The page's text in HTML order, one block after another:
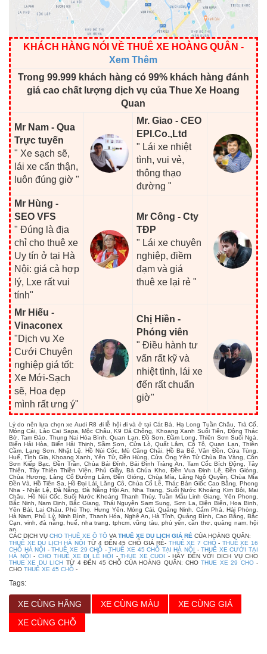
KHÁCH HÀNG NÓI VỀ THUÊ XE HOÀNG QUÂN -
Xem Thêm
Trong 99.999 khách hàng có 99% khách hàng đánh
giá cao chất lượng dịch vụ của Thue Xe Hoang
Quan
Mr Nam - Qua
Trực tuyến
" Xe sạch sẽ,
lái xe cẩn thận,
luôn đúng giờ "
Mr. Giao - CEO
EPI.Co.,Ltd
" Lái xe nhiệt
tình, vui vẻ,
thông thạo
đường "
Mr Hùng -
SEO VFS
" Đúng là địa
chỉ cho thuê xe
Uy tín ở tại Hà
Nội: giá cả hợp
lý, Lxe rất vui
tính"
Mr Công - Cty
TĐP
" Lái xe chuyên
nghiệp, điềm
đạm và giá
thuê xe lại rẻ "
Mr Hiếu -
Vinaconex
"Dịch vụ Xe
Cưới Chuyên
nghiệp giá tốt:
Xe Mới-Sạch
sẽ, Hoa đẹp
mình rất ưng ý"
Chị Hiền -
Phóng viên
" Điều hành tư
vấn rất kỹ và
nhiệt tình, lái xe
đến rất chuẩn
giờ"
Lý do nên lựa chọn xe Audi R8 đi lễ hội đi và ở tại Cát Bà, Hạ Long Tuần Châu, Trà Cổ,
Móng Cái, Lào Cai Sapa, Mộc Châu, K9 Đá Chông, Khoang Xanh Suối Tiên, Động Thác
Bờ, Tam Đảo, Thung Nai Hòa Bình, Quan Lạn, Đồ Sơn, Đầm Long, Thiên Sơn Suối Ngà,
Biển Hải Hòa, Biển Hải Thịnh, Sầm Sơn, Cửa Lò, Quất Lâm, Cô Tô, Quan Lạn, Thiên
Cầm, Lạng Sơn, Nhật Lệ, Hồ Núi Cốc, Mù Căng Chải, Hồ Ba Bể, Vân Đồn, Cửa Tùng,
Huế, Tĩnh Gia, Khoang Xanh, Yên Tử, Đền Hùng, Cửa Ông Yên Tử Chùa Ba Vàng, Côn
Sơn Kiếp Bạc, Đền Trần, Chùa Bái Đính, Bái Đính Tràng An, Tam Cốc Bích Động, Tây
Thiên, Tây Thiên Thiền Viện, Phủ Giầy, Bà Chúa Kho, Đền Vua Đinh Lê, Đền Gióng,
Chùa Hương, Làng Cổ Đường Lâm, Đền Gióng, Chùa Mía, Lăng Ngô Quyền, Chùa Mía
Đền Và, Hồ Tiên Sa, Hồ Đại Lải, Lăng Cô, Chùa Cổ Lễ, Thác Bản Giốc Cao Bằng, Phong
Nha - Nhật Lệ, Đà Nẵng, Đà Nẵng Hội An, Nha Trang, Suối Nước Khoáng Kim Bôi, Mai
Châu, Hồ Núi Cốc, Suối Nước Khoáng Thanh Thủy, Tuần Mẫu Linh Giang, Yên Phong,
Bắc Ninh, Nam Định, Bắc Giang, Thái Nguyên Sam Sung, Sơn La, Điện Biên, Hoa Binh,
Yên Bái, Lai Châu, Phú Thọ, Hưng Yên, Móng Cái, Quảng Ninh, Cẩm Phả, Hải Phòng,
Hà Nam, Phủ Lý, Ninh Bình, Thanh Hóa, Nghệ An, Hà Tĩnh, Quảng Bình, Cao Bằng, Bắc
Cạn, vinh, đà nẵng, huế, nha trang, tphcm, vũng tàu, phú yên, cần thơ, quảng nam, hội
an.
CÁC DỊCH VỤ CHO THUÊ XE Ô TÔ VA THUÊ XE DU LỊCH GIÁ RẺ CỦA HOÀNG QUÂN:
THUÊ XE DU LỊCH HÀ NỘI TỪ 4 ĐẾN 45 CHỖ GIÁ RẺ- THUÊ XE 7 CHỖ- THUÊ XE 16
CHỖ HÀ NỘI -THUÊ XE 29 CHỖ -THUÊ XE 45 CHỖ TẠI HÀ NỘI -THUÊ XE CƯỚI TẠI
HÀ NỘI - CHO THUÊ XE ĐI LỄ HỘI -THUE XE CUOI - HÃY ĐẾN VỚI DỊCH VỤ CHO
THUE XE DU LICH TỪ 4 ĐẾN 45 CHỖ CỦA HOÀNG QUÂN: CHOTHUE XE 29 CHO-
CHO THUÊ XE 45 CHỖ -
Tags:
XE CÙNG HÃNG XE CÙNG MÀU
XE CÙNG GIÁ
XE CÙNG CHỖ